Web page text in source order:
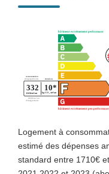
Logement à
estimé des dépenses
standard entre 1710€